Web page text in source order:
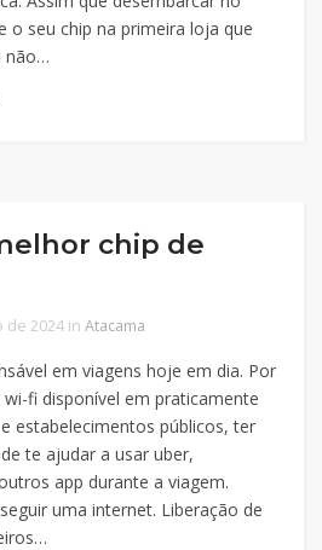
o seu chip na primeira loja que
não…
chip de
2024 in Atacama
em viagens hoje em dia. Por
fi disponível em praticamente
estabelecimentos públicos, ter
te ajudar a usar uber,
app durante a viagem.
uma internet. Liberação de